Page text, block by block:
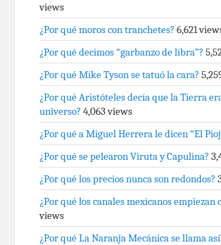
views
¿Por qué moros con tranchetes? 6,621
¿Por qué decimos “garbanzo de libra”?
¿Por qué Mike Tyson se tatuó la cara?
¿Por qué Aristóteles decía que la Tierra
universo? 4,063 views
¿Por qué a Miguel Herrera le dicen “El
¿Por qué se pelearon Viruta y Capulina?
¿Por qué los precios nunca son redondos?
¿Por qué los canales mexicanos empiezan
views
¿Por qué La Naranja Mecánica se llama